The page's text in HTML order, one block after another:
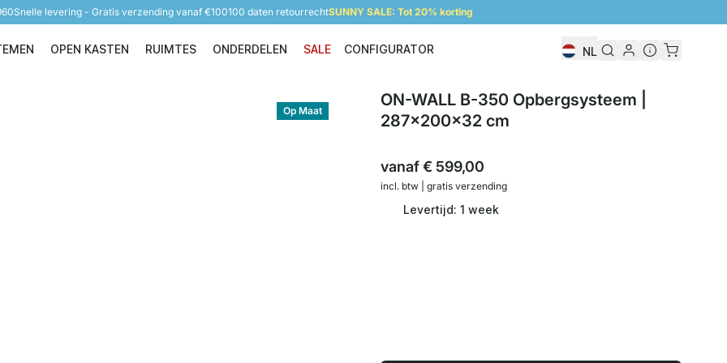
Snelle levering - Gratis verzending vanaf €100100 daten retourrechtSUNNY SALE: Tot 20% korting
Opbergsystemen
OPEN KASTEN
Open Kasten
RUIMTES
Ruimtes
ONDERDELEN
Onderdelen
SALE CONFIGURATOR NL
Op Maat
ON-WALL B-350 Opbergsysteem |
287x200x32 cm
vanaf€ 599,00
incl. btw | gratis verzending
Levertijd: 1 week